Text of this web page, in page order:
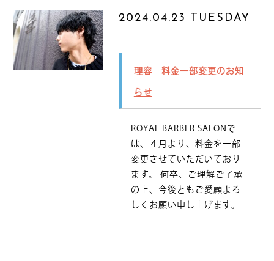
2024.04.23 TUESDAY
理容 料金一部変更のお知
らせ
ROYAL BARBER SALONで
は、４月より、料金を一部
変更させていただいており
ます。 何卒、ご理解ご了承
の上、今後ともご愛顧よろ
しくお願い申し上げます。